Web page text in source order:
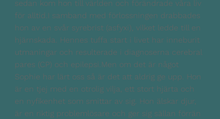
sedan kom hon till världen och förändrade våra liv
för alltid.I samband med förlossningen drabbades
hon av en svår syrebrist (asfyxi), vilket ledde till en
hjärnskada. Hennes tuffa start i livet har inneburit
utmaningar och resulterade i diagnoserna cerebral
pares (CP) och epilepsi.Men om det är något
Sophie har lärt oss så är det att aldrig ge upp. Hon
är en tjej med en otrolig vilja, ett stort hjärta och
en nyfikenhet som smittar av sig. Hon älskar djur,
är en riktig problemlösare och ger sig sällan förrän